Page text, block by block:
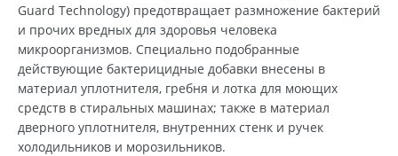
Guard Technology) предотвращает размножение бактерий
и прочих вредных для здоровья человека
микроорганизмов. Специально подобранные
действующие бактерицидные добавки внесены в
материал уплотнителя, гребня и лотка для моющих
средств в стиральных машинах; также в материал
дверного уплотнителя, внутренних стенк и ручек
холодильников и морозильников.